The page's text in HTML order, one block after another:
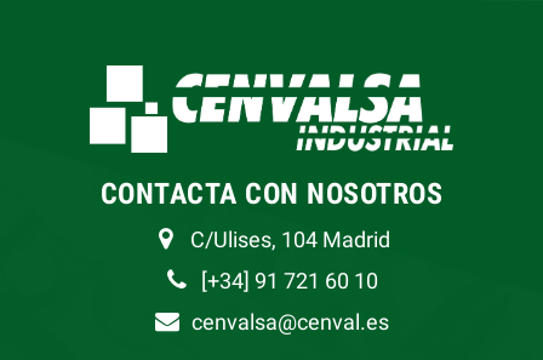
CONTACTA CON NOSOTROS
C/Ulises, 104 Madrid
[+34] 91 721 60 10
cenvalsa@cenval.es